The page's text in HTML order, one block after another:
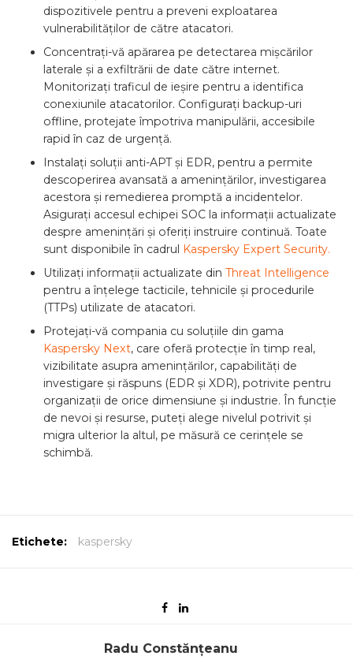
dispozitivele pentru a preveni exploatarea
vulnerabilităților de către atacatori.
Concentrați-vă apărarea pe detectarea mișcărilor
laterale și a exfiltrării de date către internet.
Monitorizați traficul de ieșire pentru a identifica
conexiunile atacatorilor. Configurați backup-uri
offline, protejate împotriva manipulării, accesibile
rapid în caz de urgență.
Instalați soluții anti-APT și EDR, pentru a permite
descoperirea avansată a amenințărilor, investigarea
acestora și remedierea promptă a incidentelor.
Asigurați accesul echipei SOC la informații actualizate
despre amenințări și oferiți instruire continuă. Toate
sunt disponibile în cadrul Kaspersky Expert Security.
Utilizați informații actualizate din Threat Intelligence
pentru a înțelege tacticile, tehnicile și procedurile
(TTPs) utilizate de atacatori.
Protejați-vă compania cu soluțiile din gama
Kaspersky Next, care oferă protecție în timp real,
vizibilitate asupra amenințărilor, capabilități de
investigare și răspuns (EDR și XDR), potrivite pentru
organizații de orice dimensiune și industrie. În funcție
de nevoi și resurse, puteți alege nivelul potrivit și
migra ulterior la altul, pe măsură ce cerințele se
schimbă.
Etichete: kaspersky
Radu Constănțeanu